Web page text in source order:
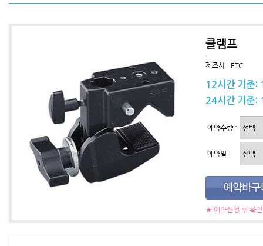
클램프
제조사 : ETC
12시간 기준:
24시간 기준:
예약수량 :
예약일 :
★ 예약신청 후 확